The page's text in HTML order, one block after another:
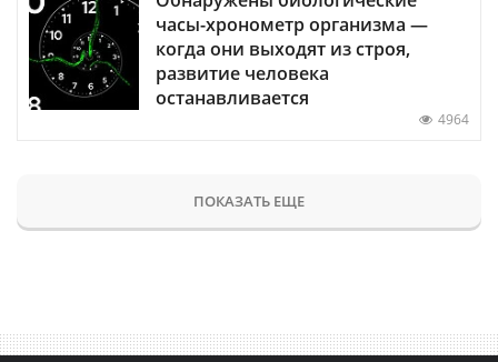
часы-хронометр организма —
когда они выходят из строя,
развитие человека
останавливается
4964
ПОКАЗАТЬ ЕЩЕ